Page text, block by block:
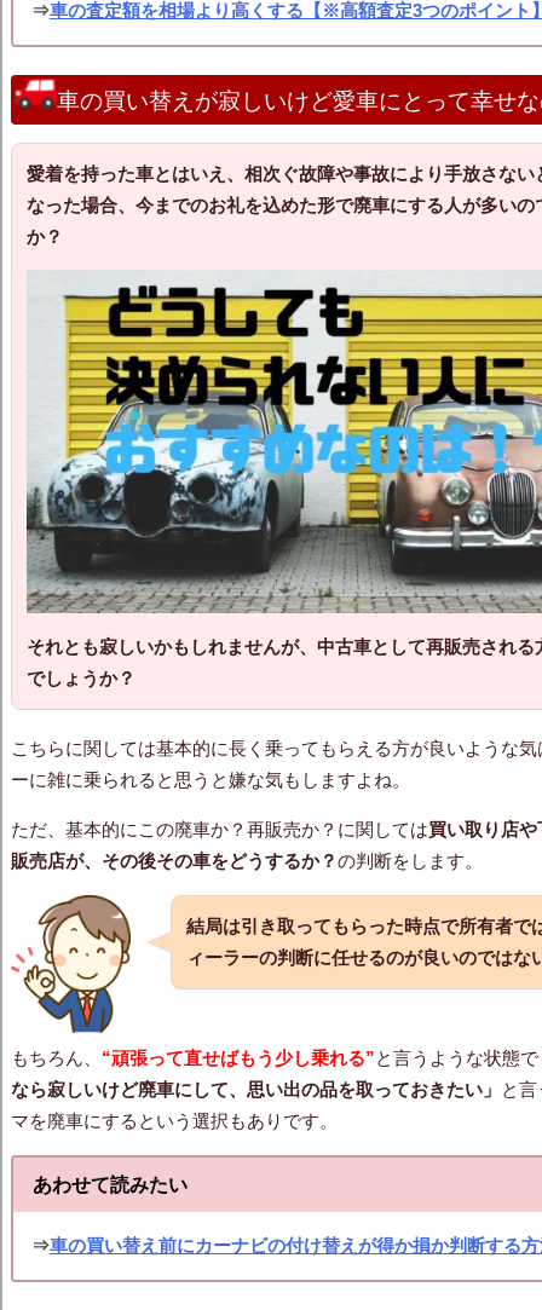
⇒車の査定額を相場より高くする【※高額査定3つのポイント
車の買い替えが寂しいけど愛車にとって幸せ
愛着を持った車とはいえ、相次ぐ故障や事故により手放さない
なった場合、今までのお礼を込めた形で廃車にする人が多いの
か？
それとも寂しいかもしれませんが、中古車として再販売される
でしょうか？
こちらに関しては基本的に長く乗ってもらえる方が良いような
ーに雑に乗られると思うと嫌な気もしますよね。
ただ、基本的にこの廃車か？再販売か？に関しては買い取り店
販売店が、その後その車をどうするか？の判断をします。
結局は引き取ってもらった時点で所有者で
ィーラーの判断に任せるのが良いのではな
もちろん、 “頑張って直せばもう少し乗れる”と言うような状態
なら寂しいけど廃車にして、思い出の品を取っておきたい」
と
マを廃車にするという選択もありです。
あわせて読みたい
⇒車の買い替え前にカーナビの付け替えが得か損か判断する